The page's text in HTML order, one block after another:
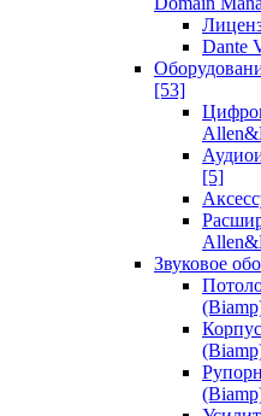
Dante
[53]
[5]
Звуковое